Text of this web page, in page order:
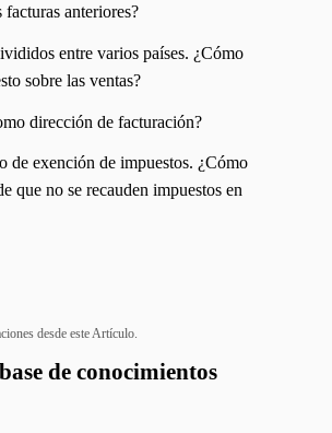
facturas anteriores?
entre varios países. ¿Cómo
sobre las ventas?
dirección de facturación?
de exención de impuestos. ¿Cómo
que no se recauden impuestos en
desde este Artículo.
de conocimientos